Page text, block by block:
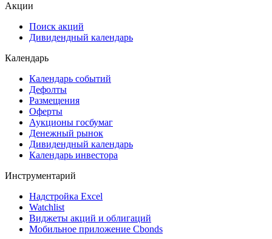
Акции
Поиск акций
Дивидендный календарь
Календарь
Календарь событий
Дефолты
Размещения
Оферты
Аукционы госбумаг
Денежный рынок
Дивидендный календарь
Календарь инвестора
Инструментарий
Надстройка Excel
Watchlist
Виджеты акций и облигаций
Мобильное приложение Cbonds